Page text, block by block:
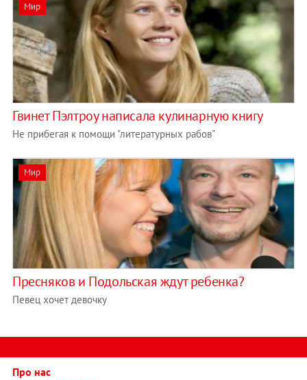
Мир
Гвинет Пэлтроу написала кулинарную книгу
Не прибегая к помощи "литературных рабов"
Мир
Пресняков и Подольская ждут ребенка?
Певец хочет девочку
Про нас